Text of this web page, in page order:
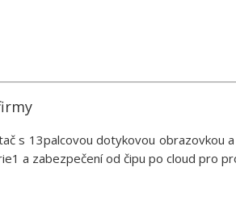
s 13palcovou dotykovou obrazovkou
a zabezpečení od čipu po cloud pro